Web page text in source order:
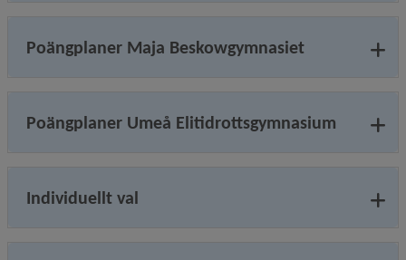
Poängplaner Maja Beskowgymnasiet
Poängplaner Umeå Elitidrottsgymnasium
Individuellt val